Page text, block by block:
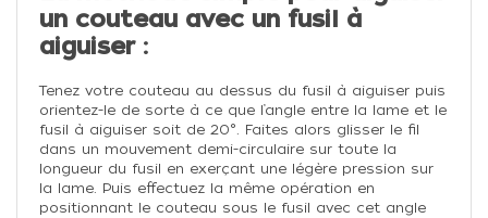
un couteau avec un fusil à
aiguiser :
Tenez votre couteau au dessus du fusil à aiguiser puis
orientez-le de sorte à ce que l’angle entre la lame et le
fusil à aiguiser soit de 20°. Faites alors glisser le fil
dans un mouvement demi-circulaire sur toute la
longueur du fusil en exerçant une légère pression sur
la lame. Puis effectuez la même opération en
positionnant le couteau sous le fusil avec cet angle